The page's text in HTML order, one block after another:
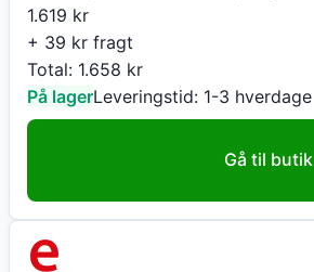
1.619 kr
+ 39 kr fragt
Total: 1.658 kr
På lagerLeveringstid: 1-3 hverdage
Gå til butik